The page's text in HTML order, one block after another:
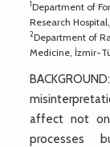
1Department of
Research
2Department of
Medicine, İzmir-
affect not
processes